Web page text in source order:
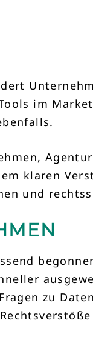
im
klaren
und
zu